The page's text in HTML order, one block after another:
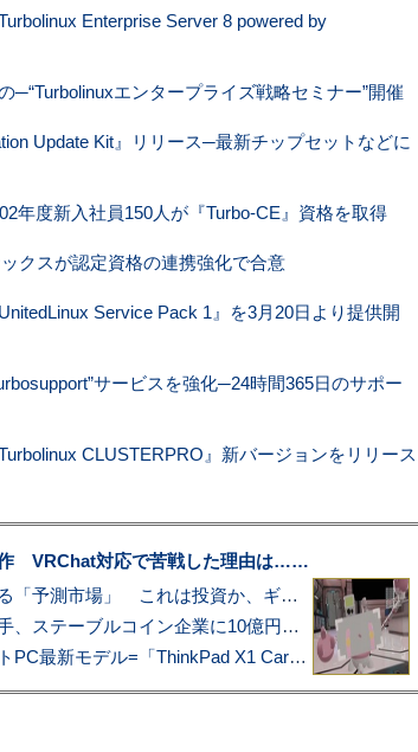
Enterprise Server 8 powered by
─“Turbolinuxエンタープライズ戦略セミナー”開催
Update Kit』リリース─最新チップセットなどに
年度新入社員150人が『Turbo-CE』資格を取得
クスが認定資格の連携強化で合意
Service Pack 1』を3月20日より提供開
サービスを強化─24時間365日のサポー
CLUSTERPRO』新バージョンをリリース
VRChat対応で苦戦した理由は……
プロ野球も対象に、急成長する「予測市場」 これは投資か、ギャンブルか
アマゾン配送を支える物流大手、ステーブルコイン企業に10億円投資のワケ
あこがれの旗艦モバイルノートPC最新モデル=「ThinkPad X1 Carbon Gen 14 Aura Edition」実機レビュー